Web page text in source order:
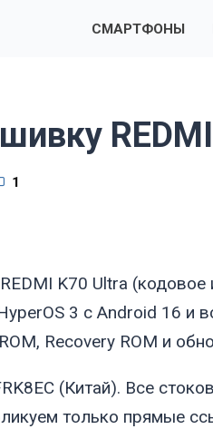
СМАРТФОНЫ
1
K70 Ultra (кодовое
3 с Android 16
Recovery ROM и
(Китай). Все
только прямые